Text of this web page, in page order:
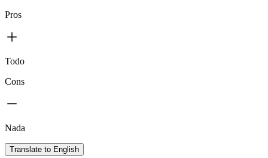
Pros
Todo
Cons
Nada
Translate to English